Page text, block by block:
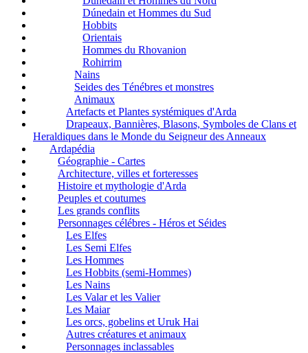
Dúnedain et Hommes du Sud
Hobbits
Orientais
Hommes du Rhovanion
Rohirrim
Nains
Seides des Ténébres et monstres
Animaux
Artefacts et Plantes systémiques d'Arda
Drapeaux, Bannières, Blasons, Symboles de Clans et
Heraldiques dans le Monde du Seigneur des Anneaux
Ardapédia
Géographie - Cartes
Architecture, villes et forteresses
Histoire et mythologie d'Arda
Peuples et coutumes
Les grands conflits
Personnages célébres - Héros et Séides
Les Elfes
Les Semi Elfes
Les Hommes
Les Hobbits (semi-Hommes)
Les Nains
Les Valar et les Valier
Les Maiar
Les orcs, gobelins et Uruk Hai
Autres créatures et animaux
Personnages inclassables